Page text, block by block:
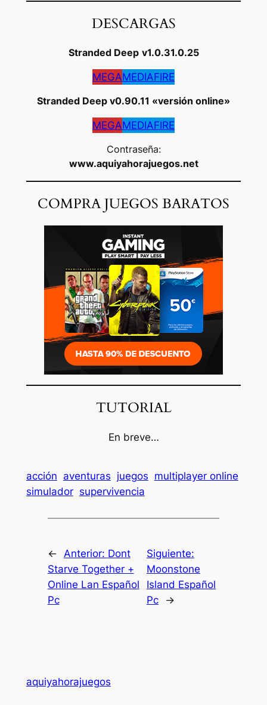
DESCARGAS
Stranded Deep v1.0.31.0.25
MEGAMEDIAFIRE
Stranded Deep v0.90.11 «versión online»
MEGAMEDIAFIRE
Contraseña:
www.aquiyahorajuegos.net
COMPRA JUEGOS BARATOS
TUTORIAL
En breve…
acción aventuras juegos multiplayer online
simulador supervivencia
← Anterior: Dont
Starve Together +
Online Lan Español
Pc
Siguiente:
Moonstone
Island Español
Pc
→
aquiyahorajuegos